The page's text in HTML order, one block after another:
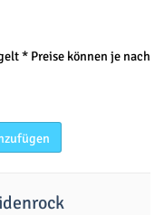
* Preise können je nach